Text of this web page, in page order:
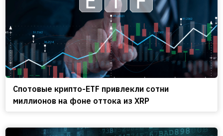
Спотовые крипто-ETF привлекли сотни
миллионов на фоне оттока из XRP